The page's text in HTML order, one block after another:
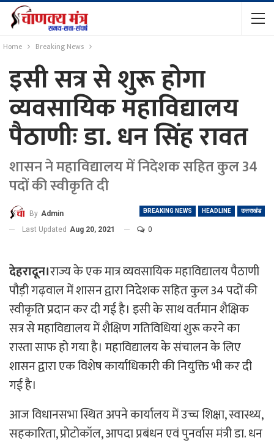
Home Breaking News
इसी सत्र से शुरू होगा
व्यवसायिक महाविद्यालय
पैठाणीः डा. धन सिंह रावत
शासन ने महाविद्यालय में निदेशक सहित कुल 34
पदों की स्वीकृति दी
BREAKING NEWS HEADLINE उत्तराखंड
By Admin
Last Updated Aug 20, 2021 0
देहरादून।राज्य के एक मात्र व्यवसायिक महाविद्यालय पैठाणी
पौड़ी गढ़वाल में शासन द्वारा निदेशक सहित कुल 34 पदों की
स्वीकृति प्रदान कर दी गई है। इसी के साथ वर्तमान शैक्षिक
सत्र से महाविद्यालय में शैक्षिण गतिविधियां शुरू करने का
रास्ता साफ हो गया है। महाविद्यालय के संचालन के लिए
शासन द्वारा एक विशेष कार्याधिकारी की नियुक्ति भी कर दी
गई है।
आज विधानसभा स्थित अपने कार्यालय में उच्च शिक्षा, स्वास्थ्य,
सहकारिता, प्रोटोकॉल, आपदा प्रबंधन एवं पुनर्वास मंत्री डा. धन